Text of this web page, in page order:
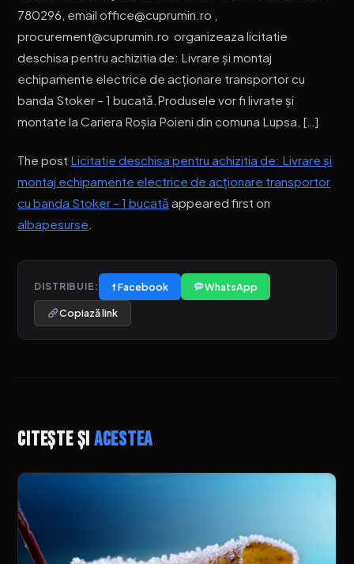
780296, email office@cuprumin.ro ,
procurement@cuprumin.ro organizeaza licitatie
deschisa pentru achizitia de: Livrare și montaj
echipamente electrice de acționare transportor cu
banda Stoker – 1 bucată.Produsele vor fi livrate și
montate la Cariera Roșia Poieni din comuna Lupsa, […]
The post Licitatie deschisa pentru achizitia de: Livrare și
montaj echipamente electrice de acționare transportor
cu banda Stoker – 1 bucată appeared first on
albapesurse
DISTRIBUIE: f Facebook WhatsApp
Copiază link
Citește șiacestea